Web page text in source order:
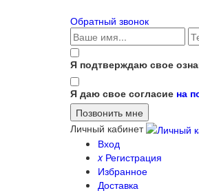
Обратный звонок
Я подтверждаю свое
Я даю свое согласие на
Личный кабинет
Вход
xРегистрация
Избранное
Доставка